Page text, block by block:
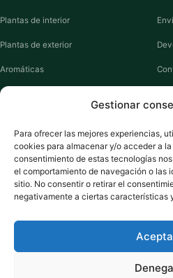
Gestionar
Para ofrecer las mejores experiencias,
cookies para almacenar y/o acceder a
consentimiento de estas tecnologías
el comportamiento de navegación o las
sitio. No consentir o retirar el
negativamente a ciertas características
Plantas de interior
Plantas de exterior
Aromáticas
Suculentas
VIVERO PLANTAS
Sobre nosotros
Puntos y recompensas
Cookies